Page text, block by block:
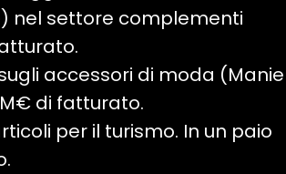
nel settore complementi
accessori di moda (Manie
di fatturato.
per il turismo. In un paio